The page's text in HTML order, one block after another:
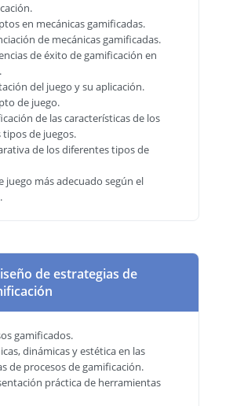
en mecánicas gamificadas.
de mecánicas gamificadas.
de éxito de gamificación en
del juego y su aplicación.
de juego.
de las características de los
de juegos.
de los diferentes tipos de
juego más adecuado según el
de estrategias de
gamificados.
dinámicas y estética en las
de procesos de gamificación.
práctica de herramientas